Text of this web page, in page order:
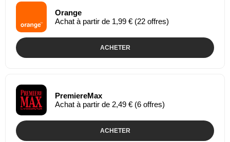
Orange
Achat à partir de 1,99 € (22 offres)
ACHETER
PremiereMax
Achat à partir de 2,49 € (6 offres)
ACHETER